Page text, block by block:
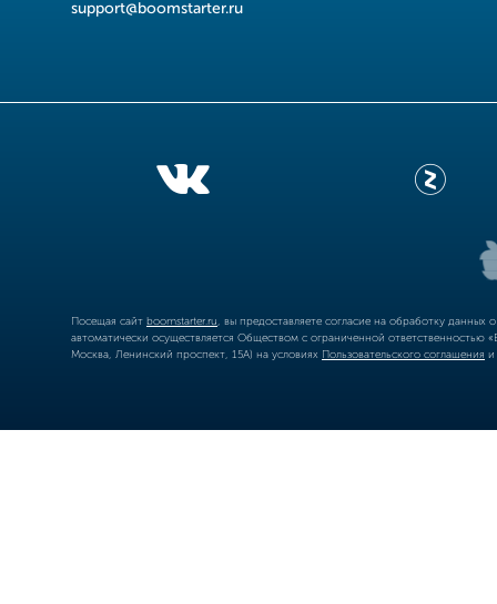
support@boomstarter.ru
Посещая сайт boomstarter.ru , вы предоставляете согласие на обработку
автоматически осуществляется Обществом с ограниченной
Москва, Ленинский проспект, 15А) на условиях Пользовательского соглашения и